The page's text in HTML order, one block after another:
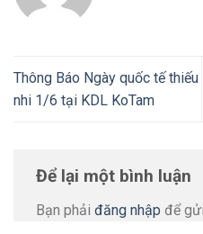
Thông Báo Ngày quốc tế thiếu
nhi 1/6 tại KDL KoTam
Để lại một bình luận
Bạn phải đăng nhập để